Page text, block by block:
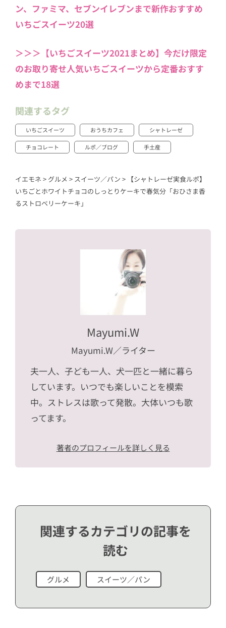
ン、ファミマ、セブンイレブンまで新作おすすめ
いちごスイーツ20選
＞＞＞【いちごスイーツ2021まとめ】今だけ限定
のお取り寄せ人気いちごスイーツから定番おすす
めまで18選
関連するタグ
いちごスイーツ おうちカフェ シャトレーゼ
チョコレート ルポ／ブログ 手土産
イエモネ > グルメ > スイーツ／パン > 【シャトレーゼ実食ルポ】
いちごとホワイトチョコのしっとりケーキで春気分「おひさま香
るストロベリーケーキ」
Mayumi.W
Mayumi.W／ライター
夫一人、子ども一人、犬一匹と一緒に暮ら
しています。いつでも楽しいことを模索
中。ストレスは歌って発散。大体いつも歌
ってます。
著者のプロフィールを詳しく見る
関連するカテゴリの記事を
読む
グルメ スイーツ／パン